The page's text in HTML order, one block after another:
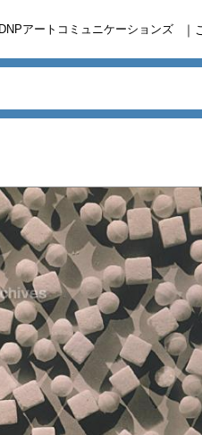
DNPアートコミュニケーションズ ｜